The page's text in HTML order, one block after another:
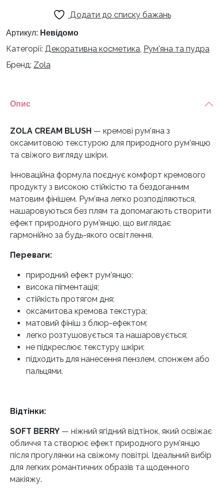
BLUSH
кількість
Додати до списку бажань
Артикул: Невідомо
Категорії: Декоративна косметика, Рум'яна та пудра
Бренд: Zola
Опис
ZOLA CREAM BLUSH — кремові рум’яна з
оксамитовою текстурою для природного рум’янцю
та свіжого вигляду шкіри.
Інноваційна формула поєднує комфорт кремового
продукту з високою стійкістю та бездоганним
матовим фінішем. Рум’яна легко розподіляються,
нашаровуються без плям та допомагають створити
ефект природного рум’янцю, що виглядає
гармонійно за будь-якого освітлення.
Переваги:
природний ефект рум’янцю;
висока пігментація;
стійкість протягом дня;
оксамитова кремова текстура;
матовий фініш з блюр-ефектом;
легко розтушовується та нашаровується;
не підкреслює текстуру шкіри;
підходить для нанесення пензлем, спонжем або
пальцями.
Відтінки:
SOFT BERRY — ніжний ягідний відтінок, який освіжає
обличчя та створює ефект природного рум’янцю
після прогулянки на свіжому повітрі. Ідеальний вибір
для легких романтичних образів та щоденного
макіяжу.